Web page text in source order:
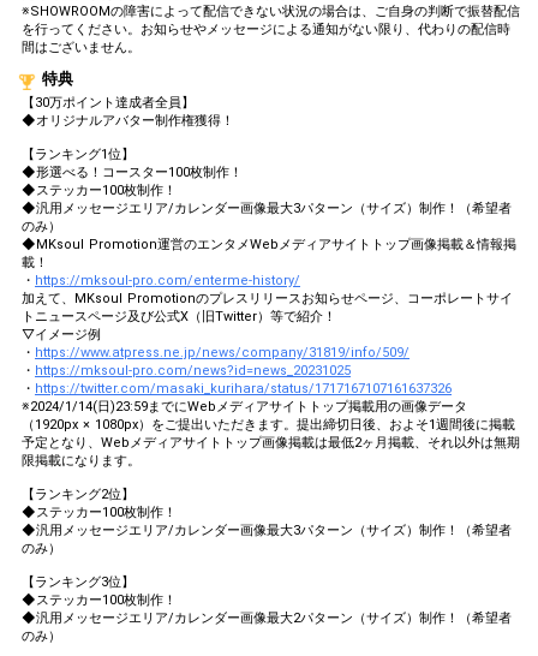
※SHOWROOMの障害によって配信できない状況の場合は、ご自身の判断で振替配信
を行ってください。お知らせやメッセージによる通知がない限り、代わりの配信時
間はございません。
特典
【30万ポイント達成者全員】
◆オリジナルアバター制作権獲得！
【ランキング1位】
◆形選べる！コースター100枚制作！
◆ステッカー100枚制作！
◆汎用メッセージエリア/カレンダー画像最大3パターン（サイズ）制作！（希望者
のみ）
◆MKsoul Promotion運営のエンタメWebメディアサイトトップ画像掲載＆情報掲
載！
・ https://mksoul-pro.com/enterme-history/
加えて、MKsoul Promotionのプレスリリースお知らせページ、コーポレートサイ
トニュースページ及び公式X（旧Twitter）等で紹介！
▽イメージ例
・ https://www.atpress.ne.jp/news/company/31819/info/509/
・ https://mksoul-pro.com/news?id=news_20231025
・ https://twitter.com/masaki_kurihara/status/1717167107161637326
※2024/1/14(日)23:59までにWebメディアサイトトップ掲載用の画像データ
（1920px × 1080px）をご提出いただきます。提出締切日後、およそ1週間後に掲載
予定となり、Webメディアサイトトップ画像掲載は最低2ヶ月掲載、それ以外は無期
限掲載になります。
【ランキング2位】
◆ステッカー100枚制作！
◆汎用メッセージエリア/カレンダー画像最大3パターン（サイズ）制作！（希望者
のみ）
【ランキング3位】
◆ステッカー100枚制作！
◆汎用メッセージエリア/カレンダー画像最大2パターン（サイズ）制作！（希望者
のみ）